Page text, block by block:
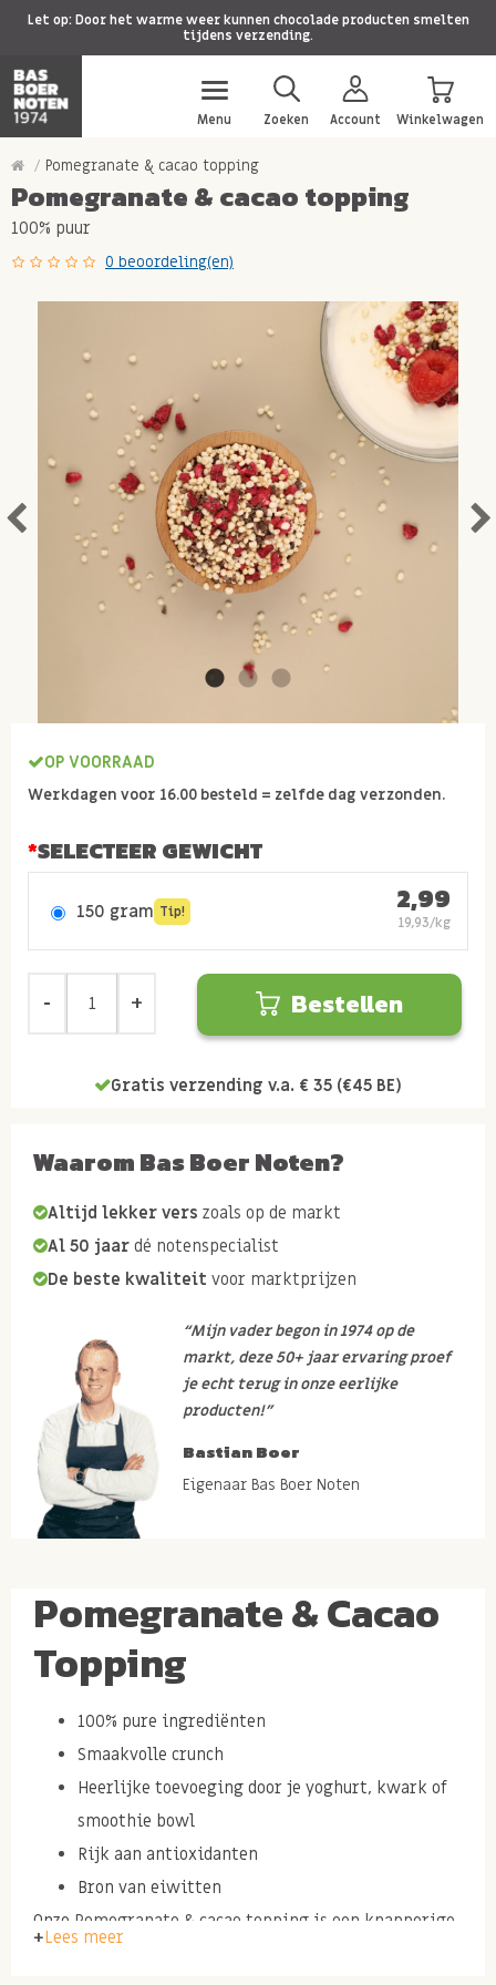
Let op: Door het warme weer kunnen chocolade producten smelten
tijdens verzending.
Menu Zoeken Account Winkelwagen
Pomegranate & cacao topping
Pomegranate & cacao topping
100% puur
0 beoordeling(en)
OP VOORRAAD
Werkdagen voor 16.00 besteld = zelfde dag verzonden.
SELECTEER GEWICHT
150 gram Tip! 2,99
19,93/kg
Bestellen
Gratis verzending v.a. € 35 (€45 BE)
Waarom Bas Boer Noten?
Altijd lekker vers zoals op de markt
Al 50 jaar dé notenspecialist
De beste kwaliteit voor marktprijzen
“Mijn vader begon in 1974 op de
markt, deze 50+ jaar ervaring proef
je echt terug in onze eerlijke
producten!”
Bastian Boer
Eigenaar Bas Boer Noten
Pomegranate & Cacao
Topping
100% pure ingrediënten
Smaakvolle crunch
Heerlijke toevoeging door je yoghurt, kwark of
smoothie bowl
Rijk aan antioxidanten
Bron van eiwitten
Onze Pomegranate & cacao topping is een knapperige,
Lees meer